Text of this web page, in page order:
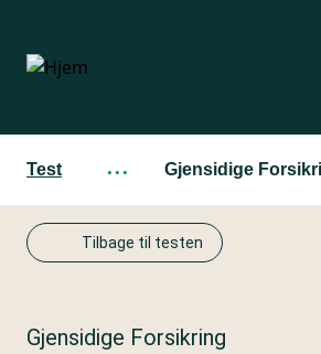
hovedindhold
Test ··· Gjensidige
Tilbage til testen
Gjensidige Forsikring